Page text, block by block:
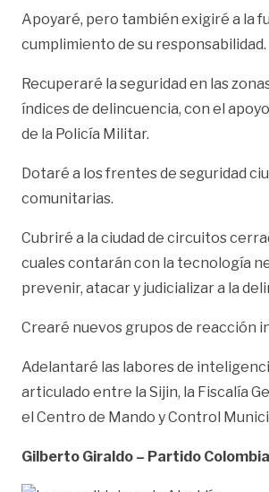
Apoyaré, pero también exigiré a la
cumplimiento de su responsabilidad.
Recuperaré la seguridad en las
índices de delincuencia, con el apoyo
de la Policía Militar.
Dotaré a los frentes de seguridad
comunitarias.
Cubriré a la ciudad de circuitos
cuales contarán con la tecnología
prevenir, atacar y judicializar a la
Crearé nuevos grupos de reacción
Adelantaré las labores de
articulado entre la Sijin, la Fiscalía
el Centro de Mando y Control
Gilberto Giraldo – Partido